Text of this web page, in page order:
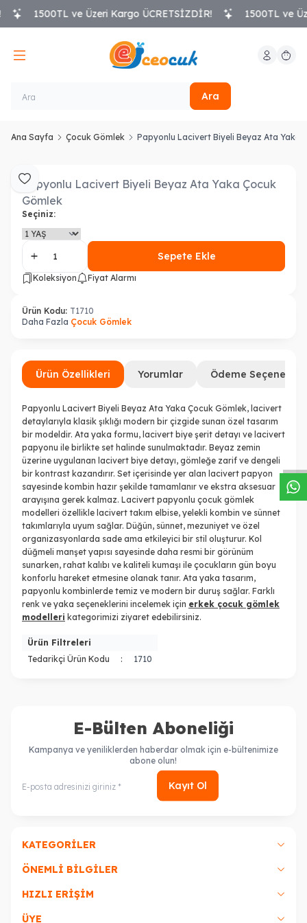
1500TL ve Üzeri Kargo ÜCRETSİZDİR! 1500TL ve
Ara
Hesabım
Ana Sayfa Çocuk Gömlek Papyonlu Lacivert Biyeli Beyaz Ata Yaka
Favoriye Ekle
Papyonlu Lacivert Biyeli Beyaz Ata Yaka Çocuk
Gömlek
Seçiniz:
Sepete Ekle
Koleksiyon Fiyat Alarmı
Ürün Kodu: T1710
Daha Fazla Çocuk Gömlek
Ürün Özellikleri Yorumlar Ödeme Seçenekleri
Papyonlu Lacivert Biyeli Beyaz Ata Yaka Çocuk Gömlek, lacivert
detaylarıyla klasik şıklığı modern bir çizgide sunan özel tasarım
bir modeldir. Ata yaka formu, lacivert biye şerit detayı ve lacivert
papyonu ile birlikte set halinde sunulmaktadır. Beyaz zemin
üzerine uygulanan lacivert biye detayı, gömleğe zarif ve dengeli
bir kontrast kazandırır. Set içerisinde yer alan lacivert papyon
sayesinde kombin hazır şekilde tamamlanır ve ekstra aksesuar
arayışına gerek kalmaz. Lacivert papyonlu çocuk gömlek
modelleri özellikle lacivert takım elbise, yelekli kombin ve sünnet
takımlarıyla uyum sağlar. Düğün, sünnet, mezuniyet ve özel
organizasyonlarda sade ama etkileyici bir stil oluşturur. Kol
düğmeli manşet yapısı sayesinde daha resmi bir görünüm
sunarken, rahat kalıbı ve kaliteli kumaşı ile çocukların gün boyu
konforlu hareket etmesine olanak tanır. Ata yaka tasarım,
papyonlu kombinlerde temiz ve modern bir duruş sağlar. Farklı
renk ve yaka seçeneklerini incelemek için erkek çocuk gömlek
modelleri kategorimizi ziyaret edebilirsiniz.
Ürün Filtreleri
Tedarikçi Ürün Kodu
: 1710
E-Bülten Aboneliği
Kampanya ve yeniliklerden haberdar olmak için e-bültenimize
abone olun!
Kayıt Ol
KATEGORILER
ÖNEMLI BILGILER
HIZLI ERIŞIM
ÜYE